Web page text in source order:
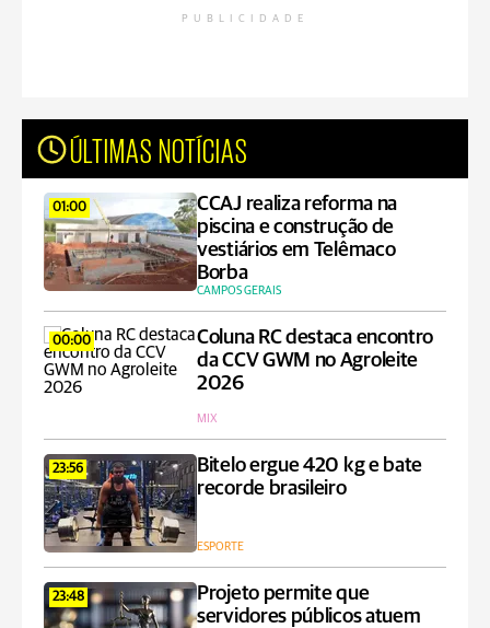
PUBLICIDADE
ÚLTIMAS NOTÍCIAS
01:00
CCAJ realiza reforma na
piscina e construção de
vestiários em Telêmaco
Borba
CAMPOS GERAIS
00:00
Coluna RC destaca encontro
da CCV GWM no Agroleite
2026
MIX
23:56
Bitelo ergue 420 kg e bate
recorde brasileiro
ESPORTE
23:48
Projeto permite que
servidores públicos atuem